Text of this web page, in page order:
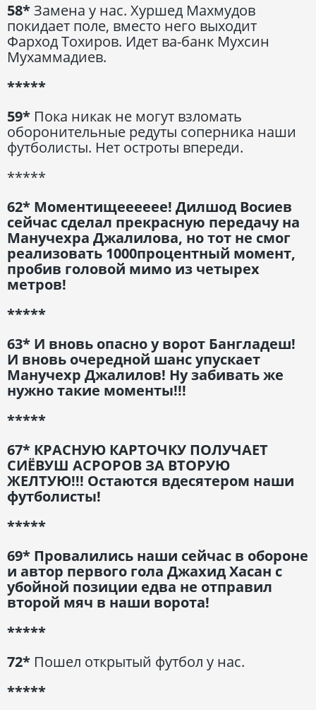
58*Замена у нас. Хуршед Махмудов
покидает поле, вместо него выходит
Фарход Тохиров. Идет ва-банк Мухсин
Мухаммадиев.
*****
59* Пока никак не могут взломать
оборонительные редуты соперника наши
футболисты. Нет остроты впереди.
*****
62* Моментищееееее! Дилшод Восиев
сейчас сделал прекрасную передачу на
Манучехра Джалилова, но тот не смог
реализовать 1000процентный момент,
пробив головой мимо из четырех
метров!
*****
63* И вновь опасно у ворот Бангладеш!
И вновь очередной шанс упускает
Манучехр Джалилов! Ну забивать же
нужно такие моменты!!!
*****
67* КРАСНУЮ КАРТОЧКУ ПОЛУЧАЕТ
СИЁВУШ АСРОРОВ ЗА ВТОРУЮ
ЖЕЛТУЮ!!! Остаются вдесятером наши
футболисты!
*****
69* Провалились наши сейчас в обороне
и автор первого гола Джахид Хасан с
убойной позиции едва не отправил
второй мяч в наши ворота!
*****
72* Пошел открытый футбол у нас.
*****